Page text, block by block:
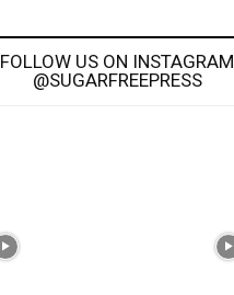
FOLLOW US ON INSTAGRAM
@SUGARFREEPRESS